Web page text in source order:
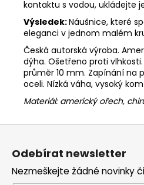
kontaktu s vodou, ukládejte
Výsledek:Náušnice, které
eleganci v jednom malém
Česká autorská výroba.
dýha. Ošetřeno proti
průměr 10 mm. Zapínání na
oceli. Nízká váha, vysoký
Materiál: americký ořech,
Z
Odebírat newsletter
Nezmeškejte žádné novinky